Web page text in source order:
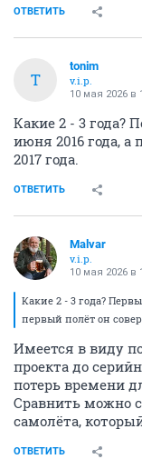
ОТВЕТИТЬ
T
tonim
v.i.p.
10 мая 2026 в
Какие 2 - 3
июня 2016 года,
2017 года.
ОТВЕТИТЬ
Malvar
v.i.p.
10 мая 2026 в
Какие 2 - 3 года?
первый полёт он
Имеется в виду
проекта до
потерь времени
Сравнить можно
самолёта,
ОТВЕТИТЬ